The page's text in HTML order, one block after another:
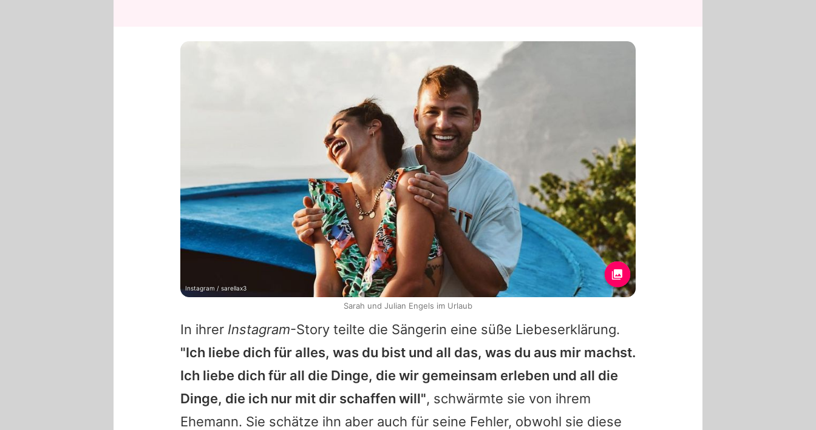
In ihrer Instagram-Story teilte die Sängerin eine süße Liebeserklärung.
"Ich liebe dich für alles, was du bist und all das, was du aus mir machst.
Ich liebe dich für all die Dinge, die wir gemeinsam erleben und all die
Dinge, die ich nur mit dir schaffen will", schwärmte sie von ihrem
Ehemann. Sie schätze ihn aber auch für seine Fehler, obwohl sie diese
Instagram / sarellax3
Sarah und Julian Engels im Urlaub